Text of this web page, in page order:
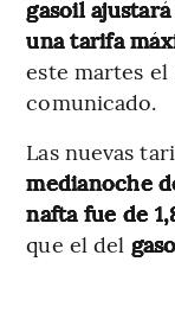
gasoil
una tarifa
este martes
comunicado.
Las nuevas
medianoche
nafta fue de
que el del